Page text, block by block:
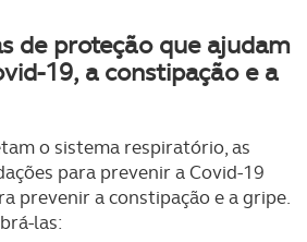
de proteção que ajudam
19, a constipação e a
o sistema respiratório, as
para prevenir a Covid-19
prevenir a constipação e a gripe.
las: